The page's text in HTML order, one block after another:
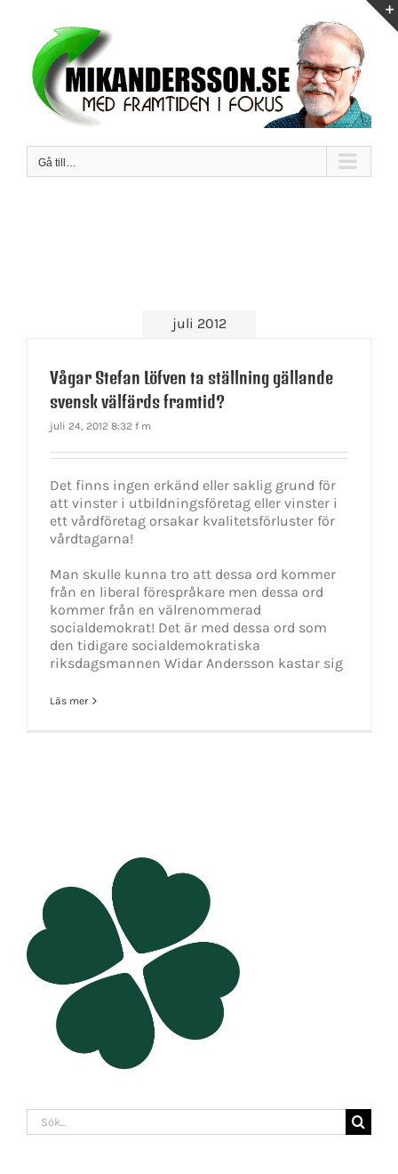
innehållet
Gå till…
juli 2012
Vågar Stefan Löfven ta ställning gällande
svensk välfärds framtid?
juli 24, 2012 8:32 f m
Det finns ingen erkänd eller saklig grund för
att vinster i utbildningsföretag eller vinster i
ett vårdföretag orsakar kvalitetsförluster för
vårdtagarna!
Man skulle kunna tro att dessa ord kommer
från en liberal förespråkare men dessa ord
kommer från en välrenommerad
socialdemokrat! Det är med dessa ord som
den tidigare socialdemokratiska
riksdagsmannen Widar Andersson kastar sig
Läs mer
Sök
efter: